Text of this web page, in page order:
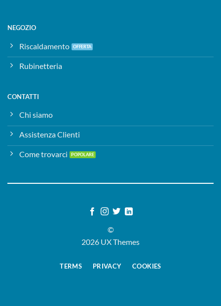
NEGOZIO
Riscaldamento
Rubinetteria
CONTATTI
Chi siamo
Assistenza Clienti
Come trovarci
©
2026 UX Themes
TERMS PRIVACY COOKIES